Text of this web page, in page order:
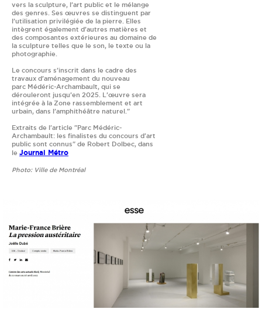
vers la sculpture, l’art public et le mélange
des genres. Ses œuvres se distinguent par
l’utilisation privilégiée de la pierre. Elles
intègrent également d’autres matières et
des composantes extérieures au domaine de
la sculpture telles que le son, le texte ou la
photographie.
Le concours s’inscrit dans le cadre des
travaux d’aménagement du nouveau
parc Médéric-Archambault, qui se
dérouleront jusqu’en 2025. L’œuvre sera
intégrée à la Zone rassemblement et art
urbain, dans l’amphithéâtre naturel."
Extraits de l'article "Parc Médéric-
Archambault: les finalistes du concours d'art
public sont connus" de Robert Dolbec, dans
le Journal Métro
Photo: Ville de Montréal